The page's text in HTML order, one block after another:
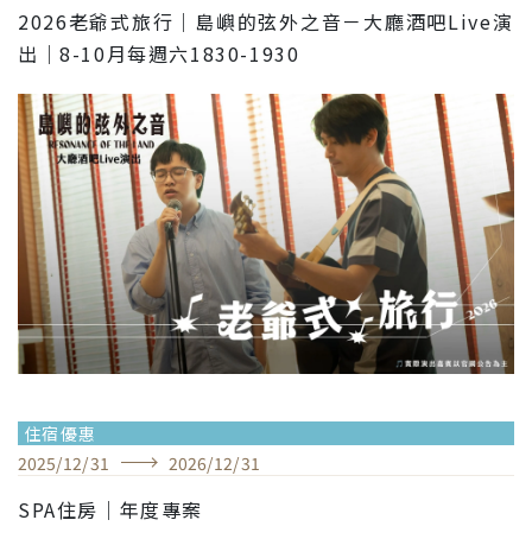
2026老爺式旅行｜島嶼的弦外之音－大廳酒吧Live演
出｜8-10月每週六1830-1930
住宿優惠
2025/12/31 2026/12/31
SPA住房｜年度專案